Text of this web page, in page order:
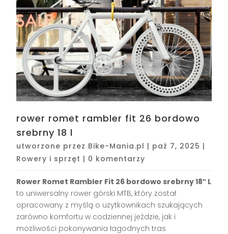
rower romet rambler fit 26 bordowo
srebrny 18 l
utworzone przez Bike-Mania.pl | paź 7, 2025 |
Rowery i sprzęt | 0 komentarzy
Rower Romet Rambler Fit 26 bordowo srebrny 18″ L
to uniwersalny rower górski MTB, który został
opracowany z myślą o użytkownikach szukających
zarówno komfortu w codziennej jeździe, jak i
możliwości pokonywania łagodnych tras